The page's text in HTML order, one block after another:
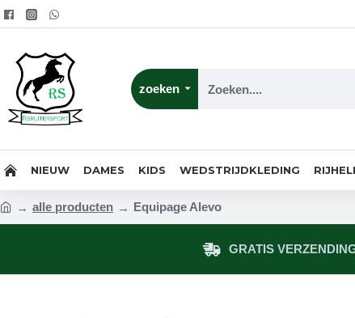
zoeken
NIEUW DAMES KIDS WEDSTRIJDKLEDING
alle producten Equipage Alevo
GRATIS